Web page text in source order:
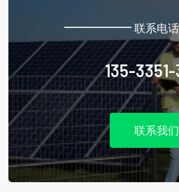
联系电话
135-3351-
联系我们